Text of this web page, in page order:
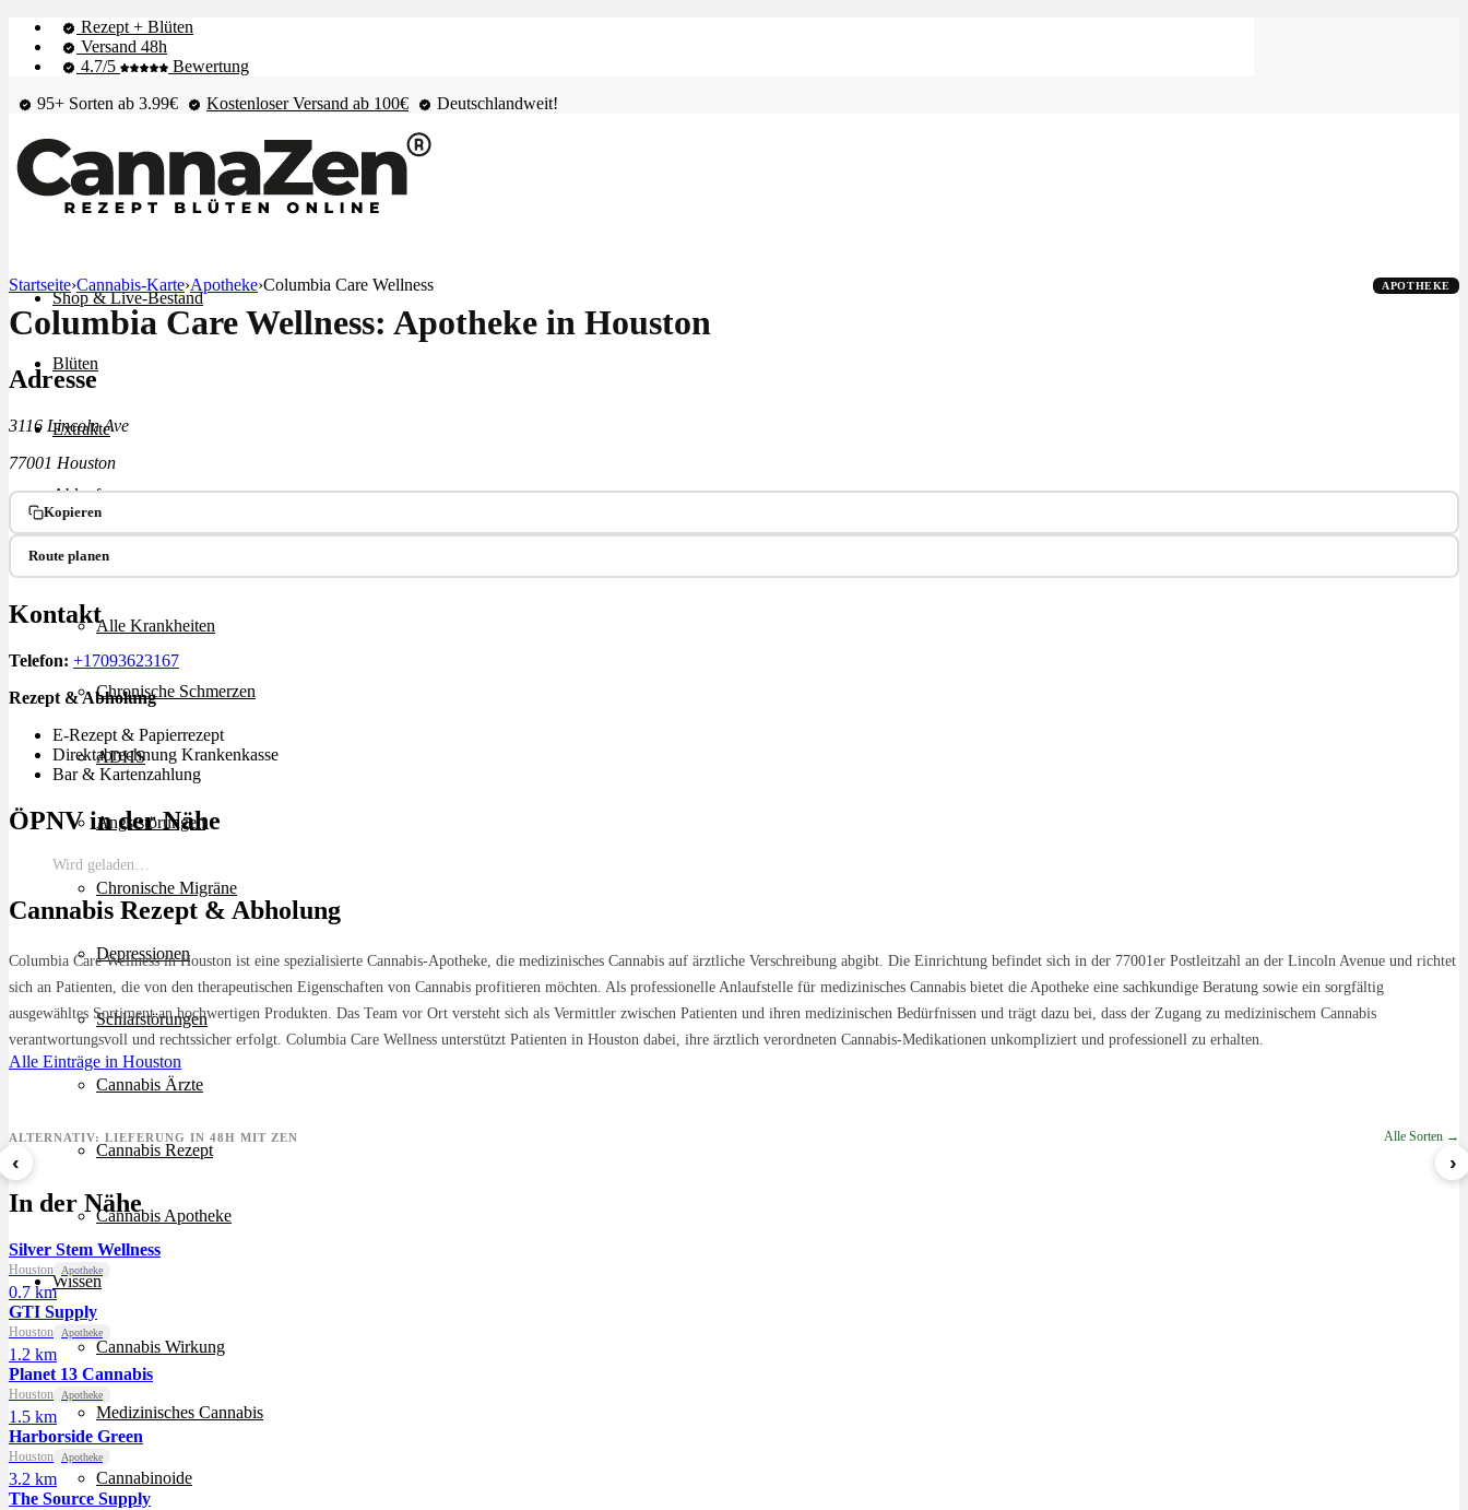
Rezept + Blüten
Versand 48h
4.7/5
Bewertung
95+ Sorten ab 3.99€
Kostenloser Versand ab 100€ Deutschlandweit!
Shop & Live-Bestand
Blüten
Extrakte
Ablauf
Therapien
Alle Krankheiten
Chronische Schmerzen
ADHS
Angststörungen
Chronische Migräne
Depressionen
Schlafstörungen
Cannabis Ärzte
Cannabis Rezept
Cannabis Apotheke
Wissen
Cannabis Wirkung
Medizinisches Cannabis
Cannabinoide
Startseite›Cannabis-Karte›Apotheke›Columbia Care Wellness APOTHEKE
Columbia Care Wellness: Apotheke in Houston
Adresse
3116 Lincoln Ave
77001 Houston
Kopieren
Route planen
Kontakt
Telefon: +17093623167
Rezept & Abholung
E-Rezept & Papierrezept
Direktabrechnung Krankenkasse
Bar & Kartenzahlung
ÖPNV in der Nähe
Wird geladen…
Cannabis Rezept & Abholung
Columbia Care Wellness in Houston ist eine spezialisierte Cannabis-Apotheke, die medizinisches Cannabis auf ärztliche Verschreibung abgibt. Die Einrichtung befindet sich in der 77001er Postleitzahl an der Lincoln Avenue und richtet
sich an Patienten, die von den therapeutischen Eigenschaften von Cannabis profitieren möchten. Als professionelle Anlaufstelle für medizinisches Cannabis bietet die Apotheke eine sachkundige Beratung sowie ein sorgfältig
ausgewähltes Sortiment an hochwertigen Produkten. Das Team vor Ort versteht sich als Vermittler zwischen Patienten und ihren medizinischen Bedürfnissen und trägt dazu bei, dass der Zugang zu medizinischem Cannabis
verantwortungsvoll und rechtssicher erfolgt. Columbia Care Wellness unterstützt Patienten in Houston dabei, ihre ärztlich verordneten Cannabis-Medikationen unkompliziert und professionell zu erhalten.
Alle Einträge in Houston
ALTERNATIV: LIEFERUNG IN 48H MIT ZEN Alle Sorten →
‹
8 Ball Kush
ab 7,29 €/g
›
In der Nähe
Silver Stem Wellness
Houston Apotheke
0.7 km
GTI Supply
Houston Apotheke
1.2 km
Planet 13 Cannabis
Houston Apotheke
1.5 km
Harborside Green
Houston Apotheke
3.2 km
The Source Supply